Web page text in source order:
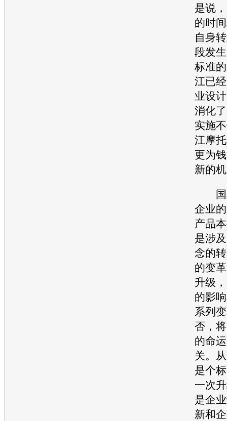
是说
的时
自身
段发
标准
江已
业设
消化
实施
江摩
更为
新的
国Ⅲ
企业
产品
是涉
念的
的变
升级
的影
系列
否，
的命
关。
是个
一次
是企
新和